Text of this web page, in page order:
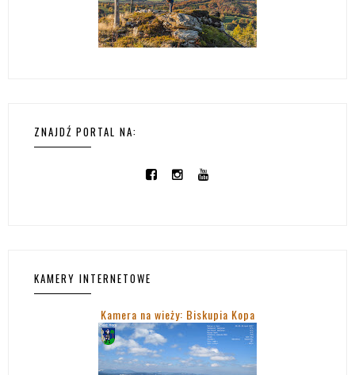
ZNAJDŹ PORTAL NA:
KAMERY INTERNETOWE
Kamera na wieży: Biskupia Kopa